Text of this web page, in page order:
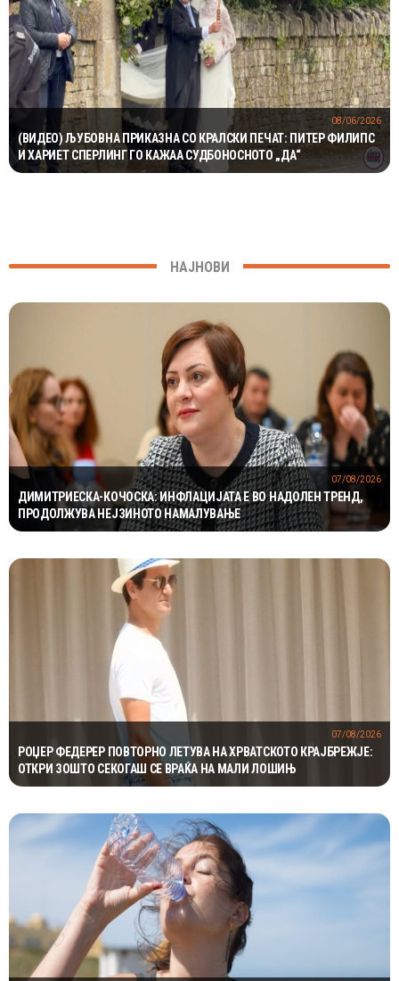
(ВИДЕО) ЉУБОВНА ПРИКАЗНА СО КРАЛСКИ ПЕЧАТ: ПИТЕР ФИЛИПС
И ХАРИЕТ СПЕРЛИНГ ГО КАЖАА СУДБОНОСНОТО „ДА“
08/06/2026
НАЈНОВИ
ДИМИТРИЕСКА-КОЧОСКА: ИНФЛАЦИЈАТА Е ВО НАДОЛЕН ТРЕНД,
ПРОДОЛЖУВА НЕЈЗИНОТО НАМАЛУВАЊЕ
07/08/2026
РОЏЕР ФЕДЕРЕР ПОВТОРНО ЛЕТУВА НА ХРВАТСКОТО КРАЈБРЕЖЈЕ:
ОТКРИ ЗОШТО СЕКОГАШ СЕ ВРАЌА НА МАЛИ ЛОШИЊ
07/08/2026